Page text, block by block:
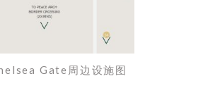
Gate周边设施图